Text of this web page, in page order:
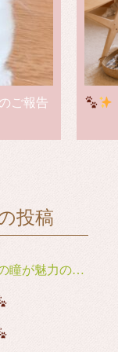
ご報告
投稿
魅力の男の子